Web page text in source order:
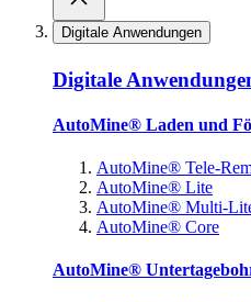
Digitale Anwendungen
Digitale
AutoMine® Laden und
AutoMine® Tele-
AutoMine® Lite
AutoMine® Multi-
AutoMine® Core
AutoMine®